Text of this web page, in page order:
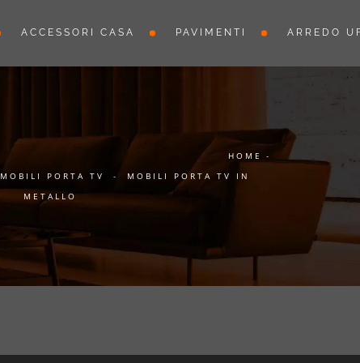
ACCESSORI CASA PAVIMENTI ARREDO
HOME
-
MOBILI PORTA TV -
MOBILI PORTA TV IN
METALLO